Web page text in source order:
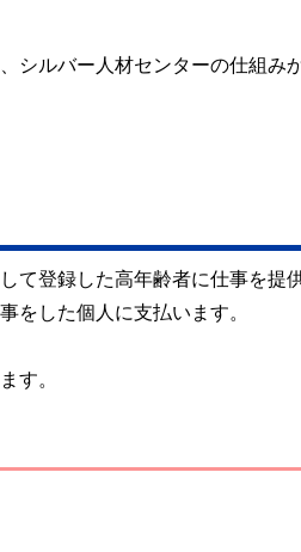
シルバー人材センターの仕組み
て登録した高年齢者に仕事を提
をした個人に支払います。
す。